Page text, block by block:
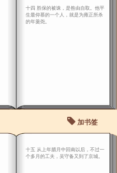
十四 胜保的被诛，是咎由自取。他平
生最仰慕的一个人，就是为雍正所杀
的年羹尧。
加书签
十五 从上年腊月中回南以后，不过一
个多月的工夫，吴守备又到了京城。